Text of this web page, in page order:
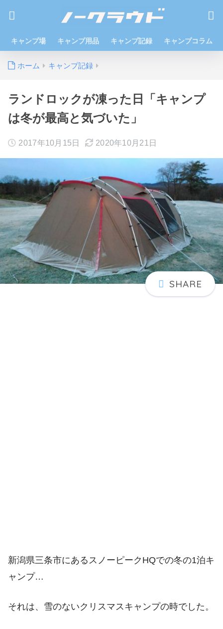
キャンプ場 キャンプ用品 キャンプ記録 キャンプコラム
ホーム キャンプ記録
ランドロックが凍った日「キャンプ
は冬が最高と気づいた」
2017年10月15日 2020年10月21日
新潟県三条市にあるスノーピークHQでの冬の1泊キ
ャンプ…
それは、雪のないクリスマスキャンプの時でした。